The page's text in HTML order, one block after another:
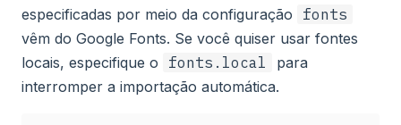
especificadas por meio da configuração
fonts
vêm do Google Fonts. Se você quiser usar fontes
locais, especifique o
fonts.local
para
interromper a importação automática.